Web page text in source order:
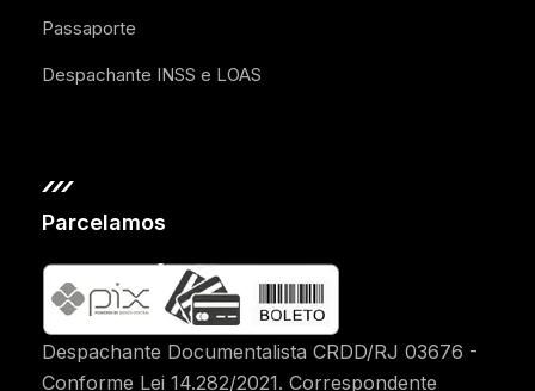
Passaporte
Despachante INSS e LOAS
Parcelamos
Despachante Documentalista CRDD/RJ 03676 -
Conforme Lei 14.282/2021. Correspondente